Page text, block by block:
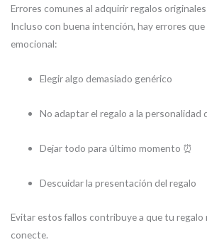
Errores comunes al adquirir regalos originales
Incluso con buena intención, hay errores
emocional:
Elegir algo demasiado genérico
No adaptar el regalo a la personalidad
Dejar todo para último momento ⏰
Descuidar la presentación del regalo
Evitar estos fallos contribuye a que tu regalo
conecte.